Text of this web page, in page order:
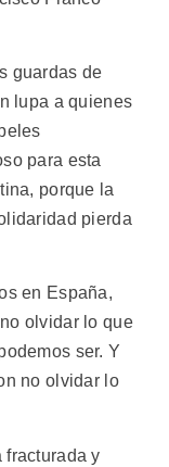
guardas de
lupa a quienes
para esta
porque la
pierda
en España,
olvidar lo que
ser. Y
no olvidar lo
fracturada y